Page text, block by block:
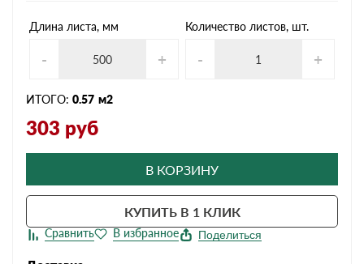
Длина листа, мм
- +
Количество листов, шт.
- +
ИТОГО: 0.57 м2
303 руб
В КОРЗИНУ
КУПИТЬ В 1 КЛИК
Поделиться